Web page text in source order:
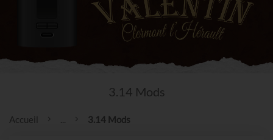
3.14 Mods
Accueil ... 3.14 Mods